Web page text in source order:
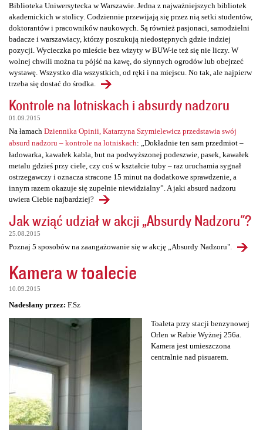
Biblioteka Uniwersytecka w Warszawie. Jedna z najważniejszych bibliotek
akademickich w stolicy. Codziennie przewijają się przez nią setki studentów,
doktorantów i pracowników naukowych. Są również pasjonaci, samodzielni
badacze i warszawiacy, którzy poszukują niedostępnych gdzie indziej
pozycji. Wycieczka po mieście bez wizyty w BUW-ie też się nie liczy. W
wolnej chwili można tu pójść na kawę, do słynnych ogrodów lub obejrzeć
wystawę. Wszystko dla wszystkich, od ręki i na miejscu. No tak, ale najpierw
trzeba się dostać do środka.
Kontrole na lotniskach i absurdy nadzoru
01.09.2015
Na łamach Dziennika Opinii, Katarzyna Szymielewicz przedstawia swój
absurd nadzoru – kontrole na lotniskach: „Dokładnie ten sam przedmiot –
ładowarka, kawałek kabla, but na podwyższonej podeszwie, pasek, kawałek
metalu gdzieś przy ciele, czy coś w kształcie tuby – raz uruchamia sygnał
ostrzegawczy i oznacza stracone 15 minut na dodatkowe sprawdzenie, a
innym razem okazuje się zupełnie niewidzialny”. A jaki absurd nadzoru
uwiera Ciebie najbardziej?
Jak wziąć udział w akcji „Absurdy Nadzoru"?
25.08.2015
Poznaj 5 sposobów na zaangażowanie się w akcję „Absurdy Nadzoru".
Kamera w toalecie
10.09.2015
Nadesłany przez: F.Sz
Toaleta przy stacji benzynowej
Orlen w Rabie Wyżnej 256a.
Kamera jest umieszczona
centralnie nad pisuarem.